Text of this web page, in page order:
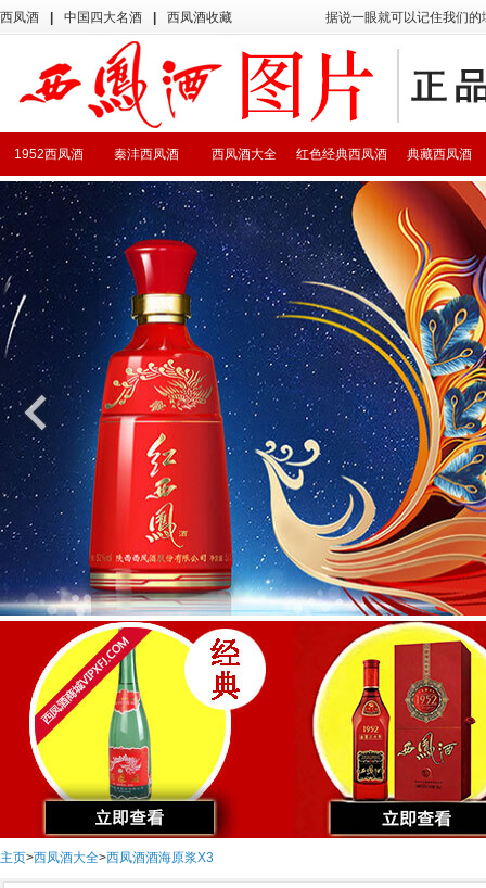
西凤酒 中国四大名酒 西凤酒收藏 据说一眼就可以记住我们
典藏西凤酒
红色经典西凤酒
西凤酒大全
秦沣西凤酒
1952西凤酒
主页>西凤酒大全>西凤酒酒海原浆X3